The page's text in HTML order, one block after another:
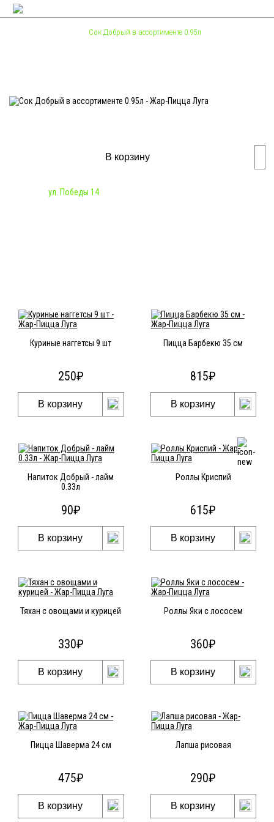
Сок Добрый в ассортименте 0.95л
В корзину
ул. Победы 14
Куриные наггетсы 9 шт
250₽
В корзину
Пицца Барбекю 35 см
815₽
В корзину
Напиток Добрый - лайм
0.33л
90₽
В корзину
Роллы Криспий
615₽
В корзину
Тяхан с овощами и курицей
330₽
В корзину
Роллы Яки с лососем
360₽
В корзину
Пицца Шаверма 24 см
475₽
В корзину
Лапша рисовая
290₽
В корзину